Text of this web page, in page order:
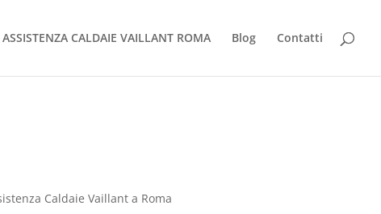
ASSISTENZA CALDAIE VAILLANT ROMA Blog Contatti
Caldaie Vaillant a Roma